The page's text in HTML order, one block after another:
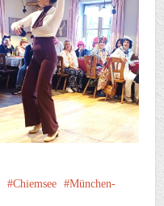
Chiemsee
München-